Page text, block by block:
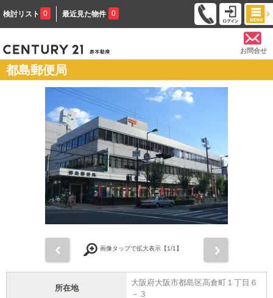
検討リスト 0 最近見た物件 0
お問合せ
都島郵便局
画像タップで拡大表示【1/1】
所在地
大阪府大阪市都島区高倉町１丁目６
－３